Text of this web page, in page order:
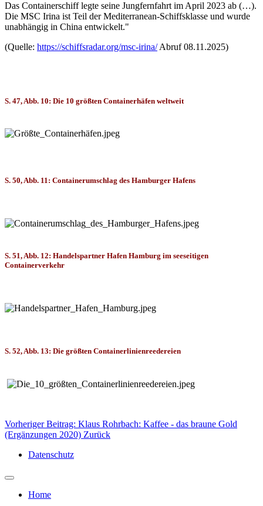
Das Containerschiff legte seine Jungfernfahrt im April 2023 ab (…).
Die MSC Irina ist Teil der Mediterranean-Schiffsklasse und wurde
unabhängig in China entwickelt."
(Quelle: https://schiffsradar.org/msc-irina/Abruf 08.11.2025)
S. 47, Abb. 10: Die 10 größten Containerhäfen weltweit
S. 50, Abb. 11: Containerumschlag des Hamburger Hafens
S. 51, Abb. 12: Handelspartner Hafen Hamburg im seeseitigen
Containerverkehr
S. 52, Abb. 13: Die größten Containerlinienreedereien
Vorheriger Beitrag: Klaus Rohrbach: Kaffee - das braune Gold
(Ergänzungen 2020) Zurück
Datenschutz
Home